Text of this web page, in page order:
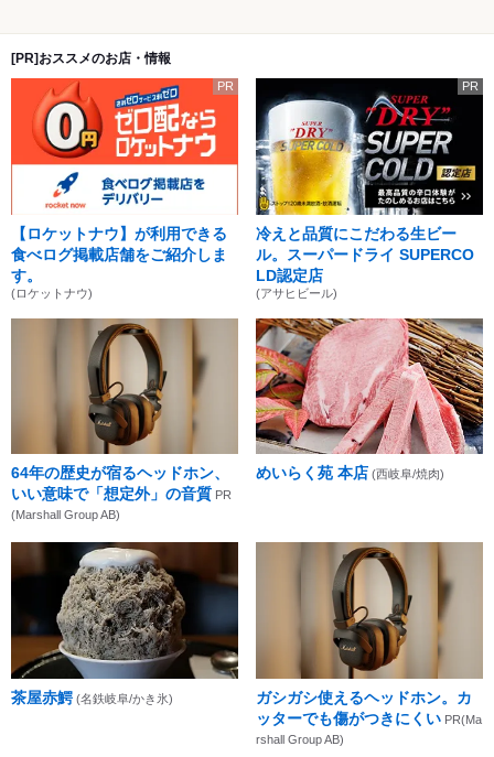
[PR]おススメのお店・情報
PR
【ロケットナウ】が利用できる
食べログ掲載店舗をご紹介しま
す。
(ロケットナウ)
PR
冷えと品質にこだわる生ビー
ル。スーパードライ SUPERCO
LD認定店
(アサヒビール)
64年の歴史が宿るヘッドホン、
いい意味で「想定外」の音質 PR
(Marshall Group AB)
めいらく苑 本店 (西岐阜/焼肉)
茶屋赤鰐 (名鉄岐阜/かき氷)
ガシガシ使えるヘッドホン。カ
ッターでも傷がつきにくい PR(Ma
rshall Group AB)